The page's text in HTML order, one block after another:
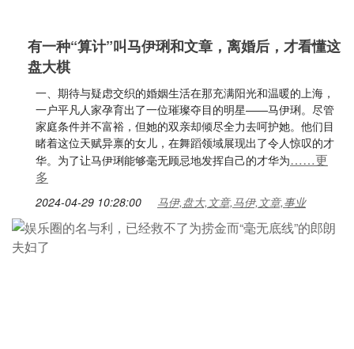
有一种“算计”叫马伊琍和文章，离婚后，才看懂这
盘大棋
一、期待与疑虑交织的婚姻生活在那充满阳光和温暖的上海，
一户平凡人家孕育出了一位璀璨夺目的明星——马伊琍。尽管
家庭条件并不富裕，但她的双亲却倾尽全力去呵护她。他们目
睹着这位天赋异禀的女儿，在舞蹈领域展现出了令人惊叹的才
华。为了让马伊琍能够毫无顾忌地发挥自己的才华为……更
多
2024-04-29 10:28:00 马伊,盘大,文章,马伊,文章,事业